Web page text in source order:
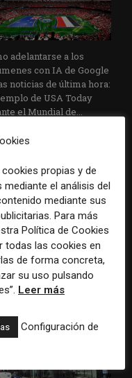
adelantarse a los
con IA de Google
noticias de última hora:
de USA Today
el Mundial de...
la IA solo para producir
rápido no transformará
propias y de
el análisis del
mediante sus
Para más
Política de Cookies
todas las cookies en
de forma concreta,
su uso pulsando
Leer más
Configuración de